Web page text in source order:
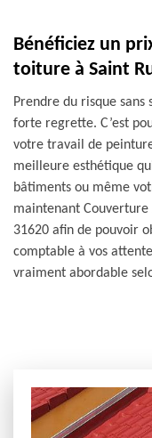
Bénéficiez un
toiture à Saint
Prendre du risque
forte regrette. C’est
votre travail de
meilleure esthétique
bâtiments ou même
maintenant Couverture
31620 afin de pouvoir
comptable à vos
vraiment abordable